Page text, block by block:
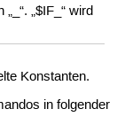
„$IF_“ wird
Konstanten.
in folgender